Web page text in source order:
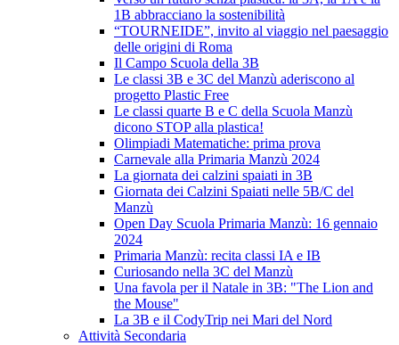
1B abbracciano la sostenibilità
“TOURNEIDE”, invito al viaggio nel paesaggio
delle origini di Roma
Il Campo Scuola della 3B
Le classi 3B e 3C del Manzù aderiscono al
progetto Plastic Free
Le classi quarte B e C della Scuola Manzù
dicono STOP alla plastica!
Olimpiadi Matematiche: prima prova
Carnevale alla Primaria Manzù 2024
La giornata dei calzini spaiati in 3B
Giornata dei Calzini Spaiati nelle 5B/C del
Manzù
Open Day Scuola Primaria Manzù: 16 gennaio
2024
Primaria Manzù: recita classi IA e IB
Curiosando nella 3C del Manzù
Una favola per il Natale in 3B: "The Lion and
the Mouse"
La 3B e il CodyTrip nei Mari del Nord
Attività Secondaria